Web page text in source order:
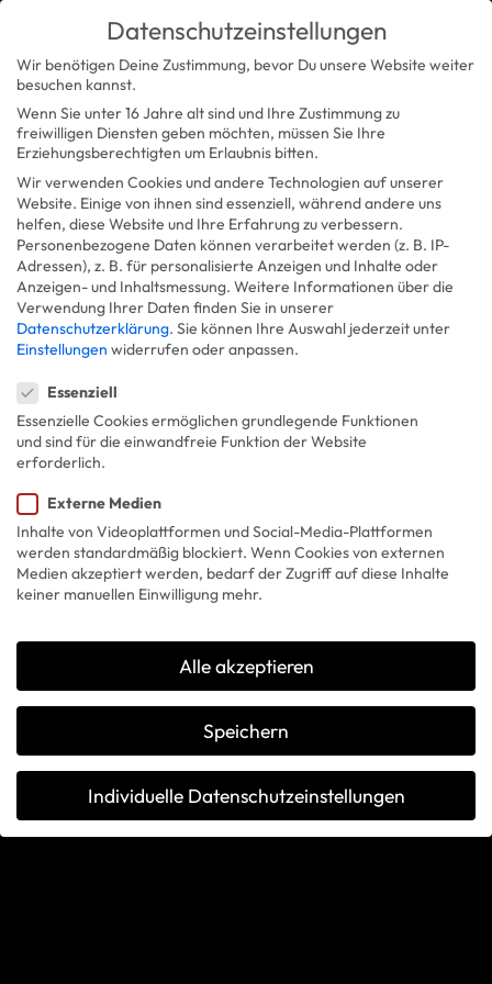
LinkedIn
Instagram
Facebook
Pardon our dust! We're working
on something amazing — check
back soon!
Datenschutzeinstellungen
Wir benötigen Deine Zustimmung, bevor Du unsere Website weiter
besuchen kannst.
Wenn Sie unter 16 Jahre alt sind und Ihre Zustimmung zu
freiwilligen Diensten geben möchten, müssen Sie Ihre
Erziehungsberechtigten um Erlaubnis bitten.
Wir verwenden Cookies und andere Technologien auf unserer
Website. Einige von ihnen sind essenziell, während andere uns
helfen, diese Website und Ihre Erfahrung zu verbessern.
Personenbezogene Daten können verarbeitet werden (z. B. IP-
Adressen), z. B. für personalisierte Anzeigen und Inhalte oder
Anzeigen- und Inhaltsmessung. Weitere Informationen über die
Verwendung Ihrer Daten finden Sie in unserer
Datenschutzerklärung. Sie können Ihre Auswahl jederzeit unter
Einstellungen widerrufen oder anpassen.
Essenziell
Essenzielle Cookies ermöglichen grundlegende Funktionen
und sind für die einwandfreie Funktion der Website
erforderlich.
Externe Medien
Inhalte von Videoplattformen und Social-Media-Plattformen
werden standardmäßig blockiert. Wenn Cookies von externen
Medien akzeptiert werden, bedarf der Zugriff auf diese Inhalte
keiner manuellen Einwilligung mehr.
Alle akzeptieren
Speichern
Individuelle Datenschutzeinstellungen